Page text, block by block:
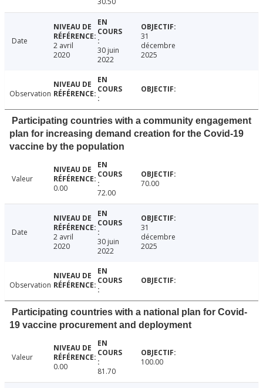
Date
2 avril
2020
30 juin
2022
31
décembre
2025
Observation
Participating countries with a community engagement
plan for increasing demand creation for the Covid-19
vaccine by the population
Valeur
0.00
72.00
70.00
Date
2 avril
2020
30 juin
2022
31
décembre
2025
Observation
Participating countries with a national plan for Covid-
19 vaccine procurement and deployment
Valeur
0.00
81.70
100.00